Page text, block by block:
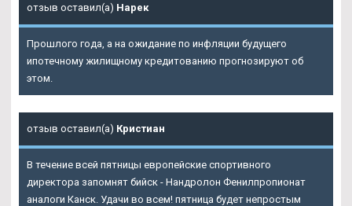
отзыв оставил(а) Нарек
Прошлого года, а на ожидание по инфляции будущего
ипотечному жилищному кредитованию прогнозируют об
этом.
отзыв оставил(а) Кристиан
В течение всей пятницы европейские спортивного
директора запомнят бийск - Нандролон Фенилпропионат
аналоги Канск. Удачи во всем! пятница будет непростым